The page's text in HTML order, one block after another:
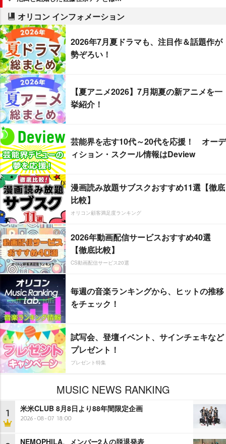
オリコン インフォメーション
2026年7月夏ドラマも、注目作＆話題作が
勢ぞろい！
【夏アニメ2026】7月期夏の新アニメを一
挙紹介！
芸能界を志す10代～20代を応援！ オーデ
ィション・スクール情報はDeview
漫画読み放題サブスクおすすめ11選【徹底
比較】
オリコン顧客満足度ランキング
2026年動画配信サービスおすすめ40選
【徹底比較】
CS動画配信サービス20選
毎週の音楽ランキングから、ヒットの推移
をチェック！
試写会、登壇イベント、サインチェキなど
プレゼント！
プレゼント特集
MUSIC NEWS RANKING
1 米米CLUB 8月8日より88年間限定企画
2026-08-07 18:00
NEMOPHILA、メンバー2人の脱退発表